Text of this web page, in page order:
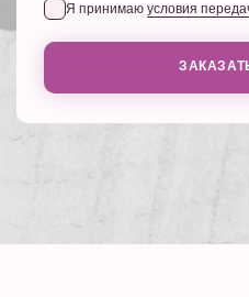
Я принимаю условия